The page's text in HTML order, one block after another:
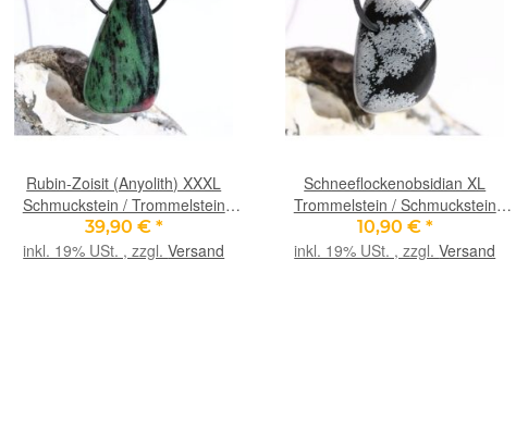
Rubin-Zoisit (Anyolith) XXXL
Schmuckstein / Trommelstein
gebohrt - AA-Sonderqualität - ca.
5,4 cm x 3,2 cm x 1,2 cm
39,90 € *
inkl. 19% USt. , zzgl.Versand
Schneeflockenobsidian XL
Trommelstein / Schmuckstein
gebohrt - Sonderqualität - ca. 3,8
cm x 2,4 cm x 2 cm (GKS)
10,90 € *
inkl. 19% USt. , zzgl.Versand